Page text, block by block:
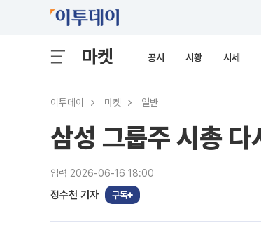
마켓 공시 시황 시세
이투데이 마켓 일반
삼성 그룹주 시총
입력 2026-06-16 18:00
정수천 기자 구독